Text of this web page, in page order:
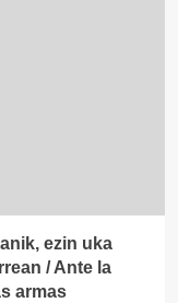
ezin uka
/ Ante la
armas